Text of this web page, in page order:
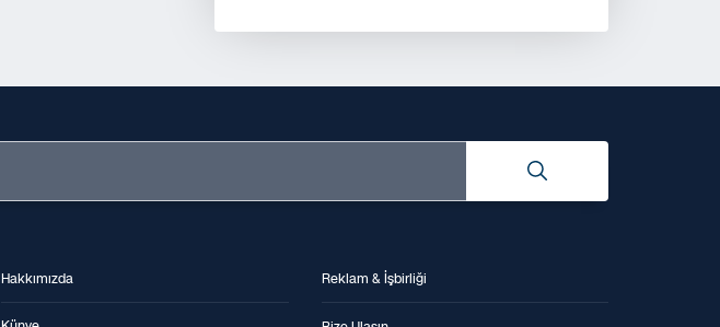
Hakkımızda Reklam & İşbirliği